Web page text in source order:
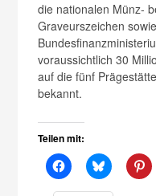
die nationalen Münz-
Graveurszeichen
voraussichtlich 30
auf die fünf
bekannt.
Teilen mit: